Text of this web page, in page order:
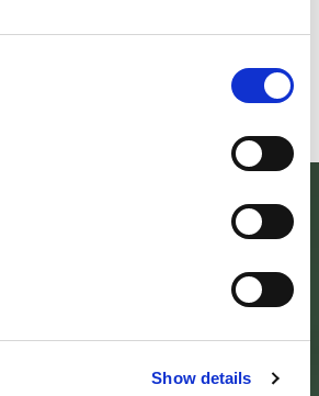
Show details
Penna di